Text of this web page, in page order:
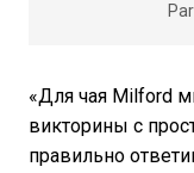
«Для чая Milford
викторины с
правильно